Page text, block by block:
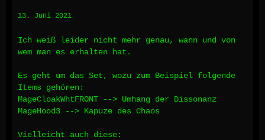
13. Juni 2021
Ich weiß leider nicht mehr genau, wann und von
wem man es erhalten hat.
Es geht um das Set, wozu zum Beispiel folgende
Items gehören:
MageCloakWhtFRONT --> Umhang der Dissonanz
MageHood3 --> Kapuze des Chaos
Vielleicht auch diese: